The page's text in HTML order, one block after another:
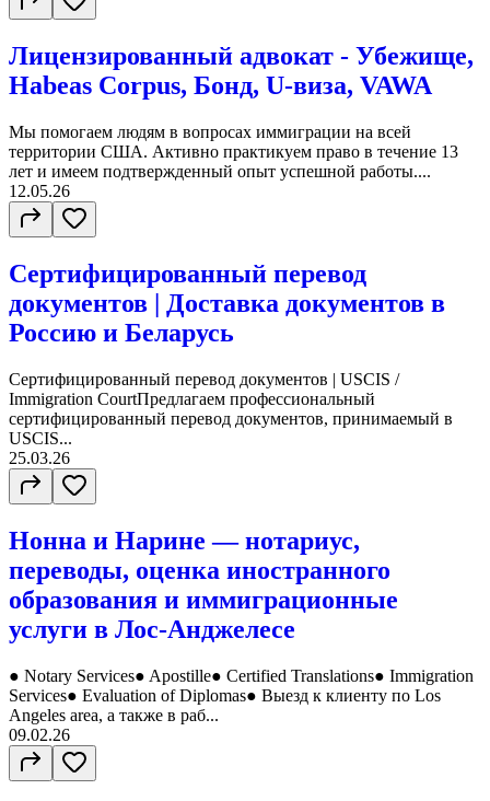
Лицензированный адвокат - Убежище,
Habeas Corpus, Бонд, U-виза, VAWA
Мы помогаем людям в вопросах иммиграции на всей
территории США. Активно практикуем право в течение 13
лет и имеем подтвержденный опыт успешной работы....
12.05.26
Сертифицированный перевод
документов | Доставка документов в
Россию и Беларусь
Сертифицированный перевод документов | USCIS /
Immigration CourtПредлагаем профессиональный
сертифицированный перевод документов, принимаемый в
USCIS...
25.03.26
Нонна и Нарине — нотариус,
переводы, оценка иностранного
образования и иммиграционные
услуги в Лос-Анджелесе
● Notary Services● Apostille● Certified Translations● Immigration
Services● Evaluation of Diplomas● Выезд к клиенту по Los
Angeles area, а также в раб...
09.02.26